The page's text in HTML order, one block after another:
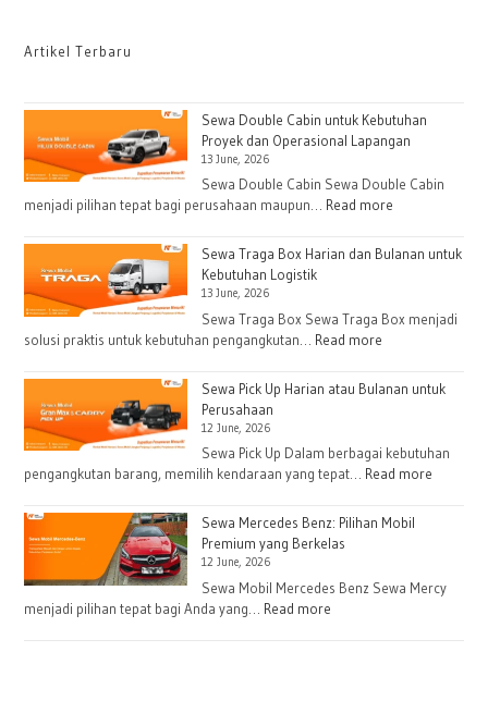
Artikel Terbaru
Sewa Double Cabin untuk Kebutuhan
Proyek dan Operasional Lapangan
13 June, 2026
Sewa Double Cabin Sewa Double Cabin
menjadi pilihan tepat bagi perusahaan maupun… Read more
Double
Kebutuhan
Operasional
Sewa Traga Box Harian dan Bulanan untuk
Kebutuhan Logistik
13 June, 2026
Sewa Traga Box Sewa Traga Box menjadi
solusi praktis untuk kebutuhan pengangkutan… Read more
Traga
dan
Bulanan
Kebutuhan
Sewa Pick Up Harian atau Bulanan untuk
Perusahaan
12 June, 2026
Sewa Pick Up Dalam berbagai kebutuhan
pengangkutan barang, memilih kendaraan yang tepat… Read more
atau
Sewa Mercedes Benz: Pilihan Mobil
Premium yang Berkelas
12 June, 2026
Sewa Mobil Mercedes Benz Sewa Mercy
menjadi pilihan tepat bagi Anda yang… Read more